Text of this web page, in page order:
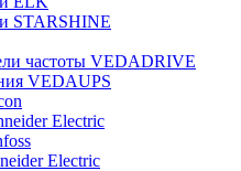
STARSHINE
частоты VEDADRIVE
VEDAUPS
Electric
Electric